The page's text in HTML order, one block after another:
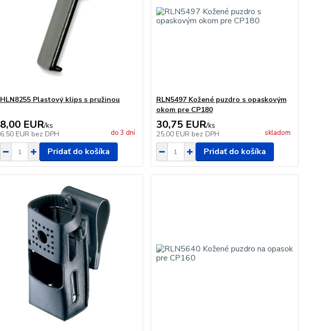
HLN8255 Plastový klips s pružinou
8,00 EUR/ks
6,50 EUR bez DPH do 3 dní
Pridať do košíka
RLN5497 Kožené puzdro s opaskovým
okom pre CP180
30,75 EUR/ks
25,00 EUR bez DPH skladom
Pridať do košíka